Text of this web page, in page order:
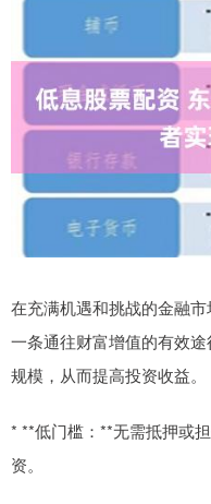
在充满机遇和挑战的金融
一条通往财富增值的有效
规模，从而提高投资收益。
* **低门槛：**无需抵押或
资。